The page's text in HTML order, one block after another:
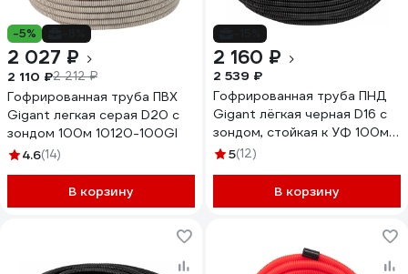
-5%
2 027 ₽
2 110 ₽2 212 ₽
Гофрированная труба ПВХ
Gigant легкая серая D20 с
зондом 100м 10120-100GI
4.6(14)
В корзину
2 160 ₽
2 539 ₽
Гофрированная труба ПНД
Gigant лёгкая черная D16 с
зондом, стойкая к УФ 100м
20116-100GI
5(12)
В корзину